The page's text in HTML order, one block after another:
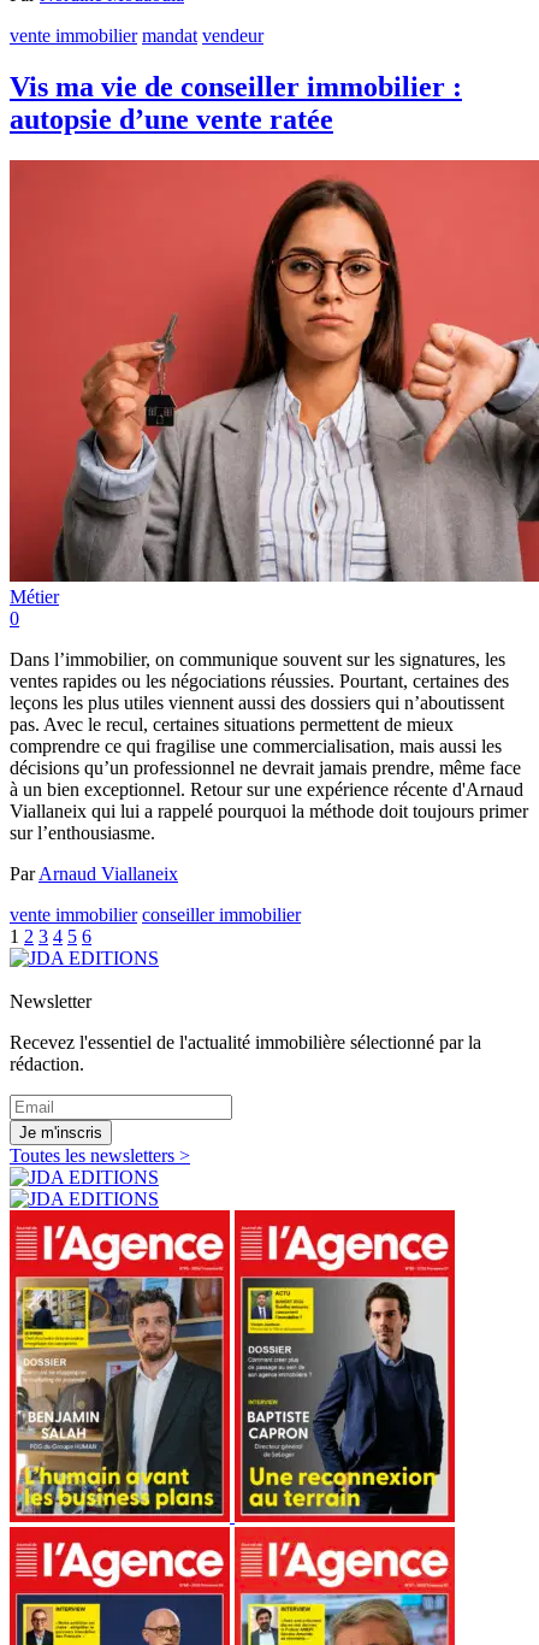
vente immobilier mandat vendeur
Vis ma vie de conseiller immobilier :
autopsie d’une vente ratée
Métier
0
Dans l’immobilier, on communique souvent sur les signatures, les
ventes rapides ou les négociations réussies. Pourtant, certaines des
leçons les plus utiles viennent aussi des dossiers qui n’aboutissent
pas. Avec le recul, certaines situations permettent de mieux
comprendre ce qui fragilise une commercialisation, mais aussi les
décisions qu’un professionnel ne devrait jamais prendre, même face
à un bien exceptionnel. Retour sur une expérience récente d'Arnaud
Viallaneix qui lui a rappelé pourquoi la méthode doit toujours primer
sur l’enthousiasme.
ParArnaud Viallaneix
vente immobilier conseiller immobilier
1 2 3 4 5 6
Newsletter
Recevez l'essentiel de l'actualité immobilière sélectionné par la
rédaction.
Je m'inscris
Toutes les newsletters >